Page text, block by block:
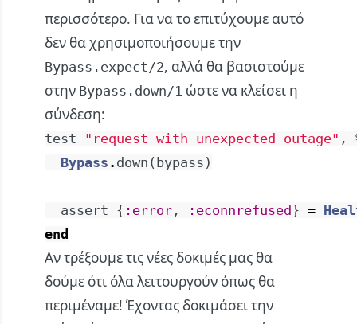
περισσότερο. Για να το επιτύχουμε αυτό
δεν θα χρησιμοποιήσουμε την
Bypass.expect/2, αλλά θα βασιστούμε
στην Bypass.down/1 ώστε να κλείσει η
σύνδεση:
test "request with unexpected outage" ,
Bypass . down ( bypass )
assert { :error , :econnrefused} =
end
Αν τρέξουμε τις νέες δοκιμές μας θα
δούμε ότι όλα λειτουργούν όπως θα
περιμέναμε! Έχοντας δοκιμάσει την